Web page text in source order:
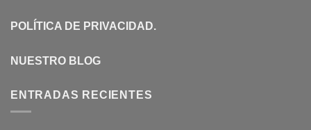
POLÍTICA DE PRIVACIDAD.
NUESTRO BLOG
ENTRADAS RECIENTES